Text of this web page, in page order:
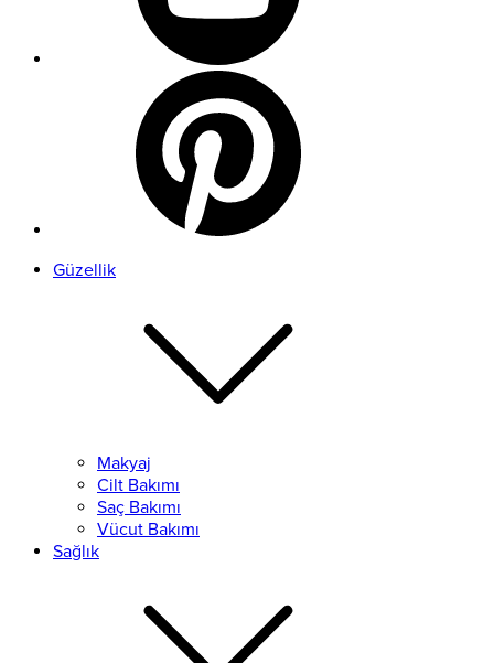
Güzellik
Makyaj
Cilt Bakımı
Saç Bakımı
Vücut Bakımı
Sağlık